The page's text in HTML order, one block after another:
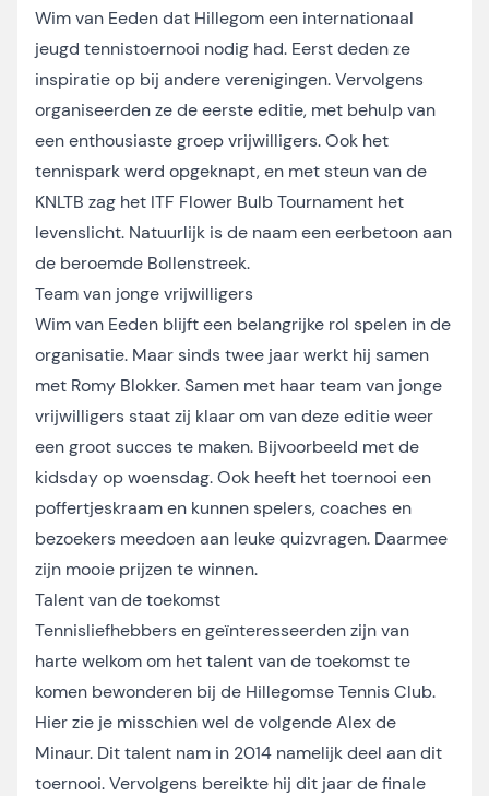
Wim van Eeden dat Hillegom een internationaal
jeugd tennistoernooi nodig had. Eerst deden ze
inspiratie op bij andere verenigingen. Vervolgens
organiseerden ze de eerste editie, met behulp van
een enthousiaste groep vrijwilligers. Ook het
tennispark werd opgeknapt, en met steun van de
KNLTB zag het ITF Flower Bulb Tournament het
levenslicht. Natuurlijk is de naam een eerbetoon aan
de beroemde Bollenstreek.
Team van jonge vrijwilligers
Wim van Eeden blijft een belangrijke rol spelen in de
organisatie. Maar sinds twee jaar werkt hij samen
met Romy Blokker. Samen met haar team van jonge
vrijwilligers staat zij klaar om van deze editie weer
een groot succes te maken. Bijvoorbeeld met de
kidsday op woensdag. Ook heeft het toernooi een
poffertjeskraam en kunnen spelers, coaches en
bezoekers meedoen aan leuke quizvragen. Daarmee
zijn mooie prijzen te winnen.
Talent van de toekomst
Tennisliefhebbers en geïnteresseerden zijn van
harte welkom om het talent van de toekomst te
komen bewonderen bij de Hillegomse Tennis Club.
Hier zie je misschien wel de volgende Alex de
Minaur. Dit talent nam in 2014 namelijk deel aan dit
toernooi. Vervolgens bereikte hij dit jaar de finale